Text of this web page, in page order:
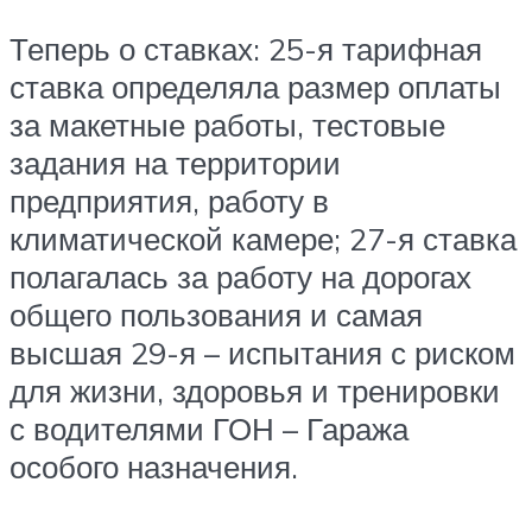
Теперь о ставках: 25-я тарифная
ставка определяла размер оплаты
за макетные работы, тестовые
задания на территории
предприятия, работу в
климатической камере; 27-я ставка
полагалась за работу на дорогах
общего пользования и самая
высшая 29-я – испытания с риском
для жизни, здоровья и тренировки
с водителями ГОН – Гаража
особого назначения.